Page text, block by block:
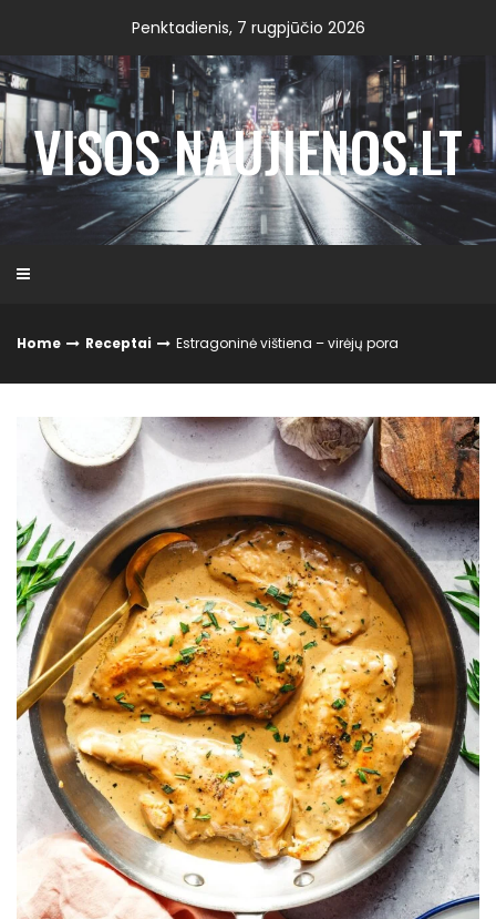
content
Penktadienis, 7 rugpjūčio 2026
VISOS NAUJIENOS.LT
Home Receptai Estragoninė vištiena – virėjų pora